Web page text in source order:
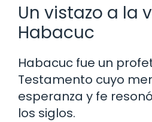
Un vistazo a la
Habacuc
Habacuc fue un
Testamento cuyo
esperanza y fe
los siglos.